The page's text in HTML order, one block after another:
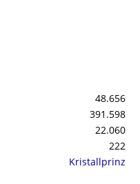
48.656
391.598
22.060
222
Kristallprinz